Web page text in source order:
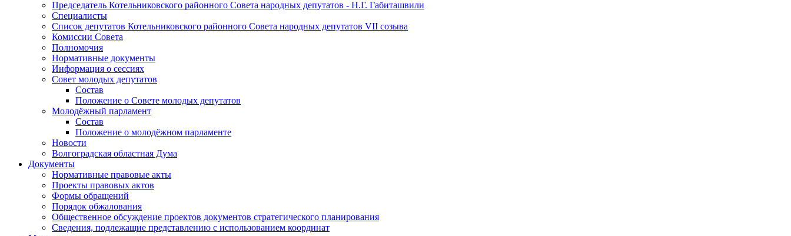
Председатель Котельниковского районного Совета народных депутатов - Н.Г. Габиташвили
Специалисты
Список депутатов Котельниковского районного Совета народных депутатов VII созыва
Комиссии Совета
Полномочия
Нормативные документы
Информация о сессиях
Совет молодых депутатов
Состав
Положение о Совете молодых депутатов
Молодёжный парламент
Состав
Положение о молодёжном парламенте
Новости
Волгоградская областная Дума
Документы
Нормативные правовые акты
Проекты правовых актов
Формы обращений
Порядок обжалования
Общественное обсуждение проектов документов стратегического планирования
Сведения, подлежащие представлению с использованием координат